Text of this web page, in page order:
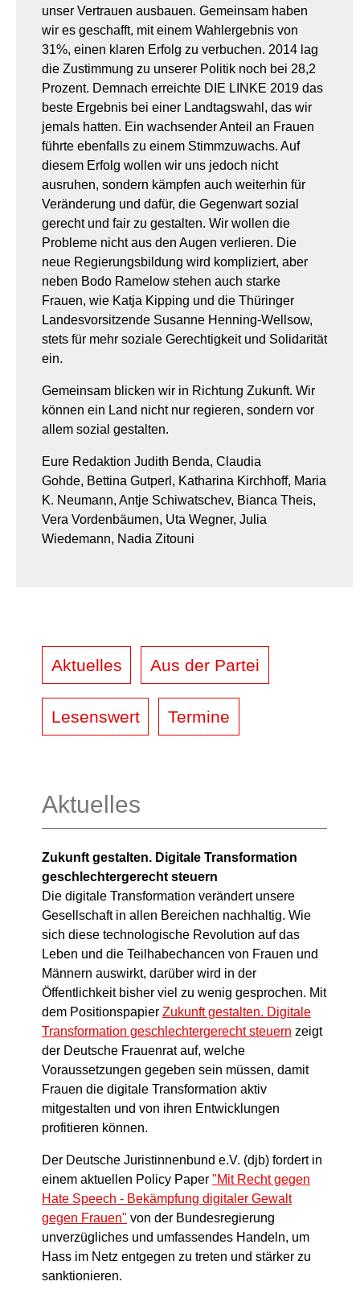
unser Vertrauen ausbauen. Gemeinsam haben
wir es geschafft, mit einem Wahlergebnis von
31%, einen klaren Erfolg zu verbuchen. 2014 lag
die Zustimmung zu unserer Politik noch bei 28,2
Prozent. Demnach erreichte DIE LINKE 2019 das
beste Ergebnis bei einer Landtagswahl, das wir
jemals hatten. Ein wachsender Anteil an Frauen
führte ebenfalls zu einem Stimmzuwachs. Auf
diesem Erfolg wollen wir uns jedoch nicht
ausruhen, sondern kämpfen auch weiterhin für
Veränderung und dafür, die Gegenwart sozial
gerecht und fair zu gestalten. Wir wollen die
Probleme nicht aus den Augen verlieren. Die
neue Regierungsbildung wird kompliziert, aber
neben Bodo Ramelow stehen auch starke
Frauen, wie Katja Kipping und die Thüringer
Landesvorsitzende Susanne Henning-Wellsow,
stets für mehr soziale Gerechtigkeit und Solidarität
ein.
Gemeinsam blicken wir in Richtung Zukunft. Wir
können ein Land nicht nur regieren, sondern vor
allem sozial gestalten.
Eure Redaktion Judith Benda, Claudia
Gohde, Bettina Gutperl, Katharina Kirchhoff, Maria
K. Neumann, Antje Schiwatschev, Bianca Theis,
Vera Vordenbäumen, Uta Wegner, Julia
Wiedemann, Nadia Zitouni
Aktuelles Aus der Partei
Lesenswert Termine
Aktuelles
Zukunft gestalten. Digitale Transformation
geschlechtergerecht steuern
Die digitale Transformation verändert unsere
Gesellschaft in allen Bereichen nachhaltig. Wie
sich diese technologische Revolution auf das
Leben und die Teilhabechancen von Frauen und
Männern auswirkt, darüber wird in der
Öffentlichkeit bisher viel zu wenig gesprochen. Mit
dem Positionspapier Zukunft gestalten. Digitale
Transformation geschlechtergerecht steuern zeigt
der Deutsche Frauenrat auf, welche
Voraussetzungen gegeben sein müssen, damit
Frauen die digitale Transformation aktiv
mitgestalten und von ihren Entwicklungen
profitieren können.
Der Deutsche Juristinnenbund e.V. (djb) fordert in
einem aktuellen Policy Paper "Mit Recht gegen
Hate Speech - Bekämpfung digitaler Gewalt
gegen Frauen" von der Bundesregierung
unverzügliches und umfassendes Handeln, um
Hass im Netz entgegen zu treten und stärker zu
sanktionieren.